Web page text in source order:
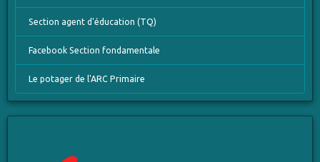
Section agent d'éducation (TQ)
Facebook Section fondamentale
Le potager de l'ARC Primaire